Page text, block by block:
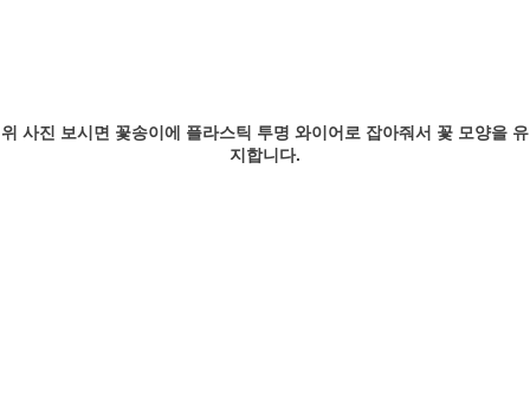
위 사진 보시면 꽃송이에 플라스틱 투명 와이어로 잡아줘서 꽃 모양을 유
지합니다.